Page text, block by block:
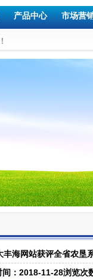
产品中心 市场营
丰海网站获评全省农垦
间：2018-11-28浏览次